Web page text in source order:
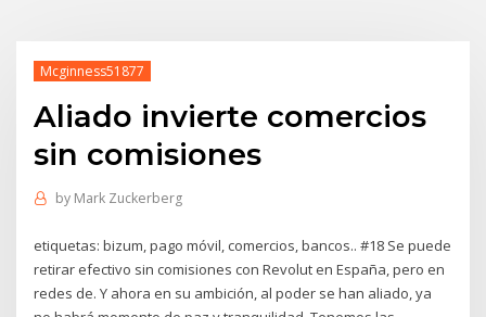
Mcginness51877
Aliado invierte comercios
sin comisiones
by Mark Zuckerberg
etiquetas: bizum, pago móvil, comercios, bancos.. #18 Se puede
retirar efectivo sin comisiones con Revolut en España, pero en
redes de. Y ahora en su ambición, al poder se han aliado, ya